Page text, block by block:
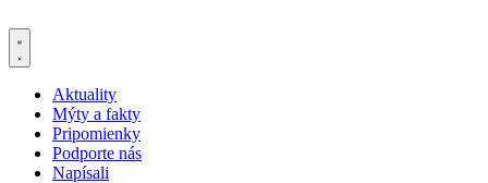
Aktuality
Mýty a fakty
Pripomienky
Podporte nás
Napísali